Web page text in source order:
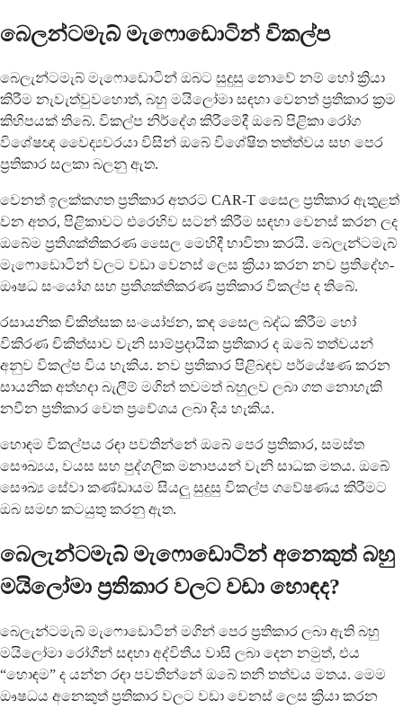
බෙලන්ටමැබ් මැෆොඩොටින් විකල්ප
බෙලැන්ටමැබ් මැෆොඩොටින් ඔබට සුදුසු නොවේ නම් හෝ ක්‍රියා
කිරීම නැවැත්වුවහොත්, බහු මයිලෝමා සඳහා වෙනත් ප්‍රතිකාර ක්‍රම
කිහිපයක් තිබේ. විකල්ප නිර්දේශ කිරීමේදී ඔබේ පිළිකා රෝග
විශේෂඥ වෛද්‍යවරයා විසින් ඔබේ විශේෂිත තත්ත්වය සහ පෙර
ප්‍රතිකාර සලකා බලනු ඇත.
වෙනත් ඉලක්කගත ප්‍රතිකාර අතරට CAR-T සෛල ප්‍රතිකාර ඇතුළත්
වන අතර, පිළිකාවට එරෙහිව සටන් කිරීම සඳහා වෙනස් කරන ලද
ඔබේම ප්‍රතිශක්තිකරණ සෛල මෙහිදී භාවිතා කරයි. බෙලැන්ටමැබ්
මැෆොඩොටින් වලට වඩා වෙනස් ලෙස ක්‍රියා කරන නව ප්‍රතිදේහ-
ඖෂධ සංයෝග සහ ප්‍රතිශක්තිකරණ ප්‍රතිකාර විකල්ප ද තිබේ.
රසායනික චිකිත්සක සංයෝජන, කඳ සෛල බද්ධ කිරීම හෝ
විකිරණ චිකිත්සාව වැනි සාම්ප්‍රදායික ප්‍රතිකාර ද ඔබේ තත්වයන්
අනුව විකල්ප විය හැකිය. නව ප්‍රතිකාර පිළිබඳව පර්යේෂණ කරන
සායනික අත්හදා බැලීම් මගින් තවමත් බහුලව ලබා ගත නොහැකි
නවීන ප්‍රතිකාර වෙත ප්‍රවේශය ලබා දිය හැකිය.
හොඳම විකල්පය රඳා පවතින්නේ ඔබේ පෙර ප්‍රතිකාර, සමස්ත
සෞඛ්‍යය, වයස සහ පුද්ගලික මනාපයන් වැනි සාධක මතය. ඔබේ
සෞඛ්‍ය සේවා කණ්ඩායම සියලු සුදුසු විකල්ප ගවේෂණය කිරීමට
ඔබ සමඟ කටයුතු කරනු ඇත.
බෙලැන්ටමැබ් මැෆොඩොටින් අනෙකුත් බහු
මයිලෝමා ප්‍රතිකාර වලට වඩා හොඳද?
බෙලැන්ටමැබ් මැෆොඩොටින් මගින් පෙර ප්‍රතිකාර ලබා ඇති බහු
මයිලෝමා රෝගීන් සඳහා අද්විතීය වාසි ලබා දෙන නමුත්, එය
“හොඳම” ද යන්න රඳා පවතින්නේ ඔබේ තනි තත්වය මතය. මෙම
ඖෂධය අනෙකුත් ප්‍රතිකාර වලට වඩා වෙනස් ලෙස ක්‍රියා කරන